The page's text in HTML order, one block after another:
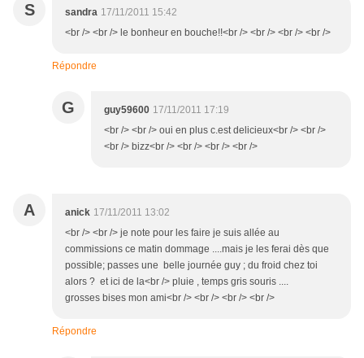
S sandra 17/11/2011 15:42
<br /> <br /> le bonheur en bouche!!<br /> <br /> <br /> <br />
Répondre
G guy59600 17/11/2011 17:19
<br /> <br /> oui en plus c.est delicieux<br /> <br />
<br /> bizz<br /> <br /> <br /> <br />
A anick 17/11/2011 13:02
<br /> <br /> je note pour les faire je suis allée au
commissions ce matin dommage ....mais je les ferai dès que
possible; passes une belle journée guy ; du froid chez toi
alors ? et ici de la<br /> pluie , temps gris souris ....
grosses bises mon ami<br /> <br /> <br /> <br />
Répondre